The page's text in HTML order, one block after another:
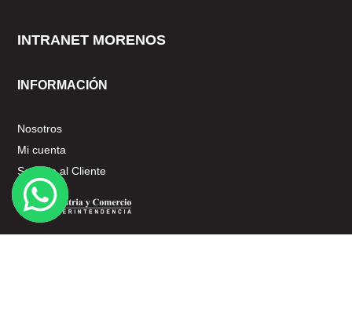
INTRANET MORENOS
INFORMACIÓN
Nosotros
Mi cuenta
Servicio al Cliente